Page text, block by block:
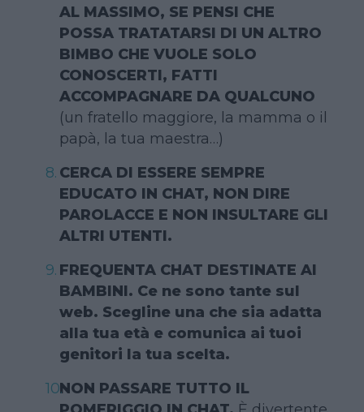
AL MASSIMO, SE PENSI CHE
POSSA TRATATARSI DI UN ALTRO
BIMBO CHE VUOLE SOLO
CONOSCERTI, FATTI
ACCOMPAGNARE DA QUALCUNO
(un fratello maggiore, la mamma o il
papà, la tua maestra…)
CERCA DI ESSERE SEMPRE
EDUCATO IN CHAT, NON DIRE
PAROLACCE E NON INSULTARE GLI
ALTRI UTENTI.
FREQUENTA CHAT DESTINATE AI
BAMBINI. Ce ne sono tante sul
web. Scegline una che sia adatta
alla tua età e comunica ai tuoi
genitori la tua scelta.
NON PASSARE TUTTO IL